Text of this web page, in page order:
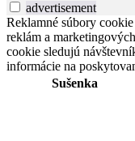
advertisement
Reklamné súbory
reklám a
cookie sledujú
informácie na
Sušenka